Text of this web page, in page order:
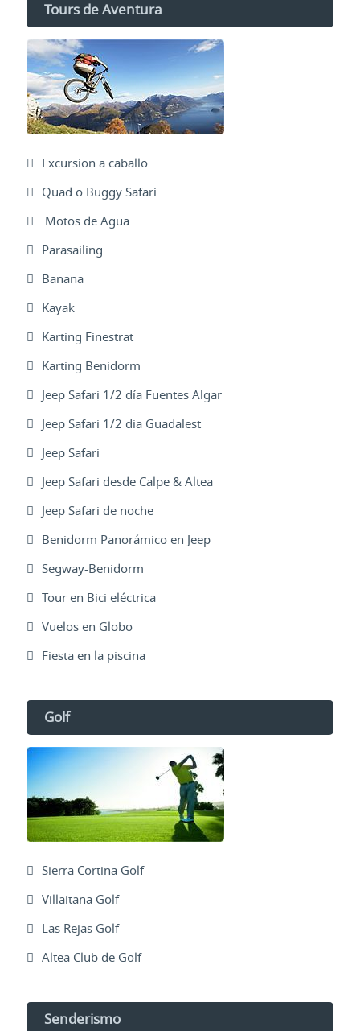
Tours de Aventura
Excursion a caballo
Quad o Buggy Safari
Motos de Agua
Parasailing
Banana
Kayak
Karting Finestrat
Karting Benidorm
Jeep Safari 1/2 día Fuentes Algar
Jeep Safari 1/2 dia Guadalest
Jeep Safari
Jeep Safari desde Calpe & Altea
Jeep Safari de noche
Benidorm Panorámico en Jeep
Segway-Benidorm
Tour en Bici eléctrica
Vuelos en Globo
Fiesta en la piscina
Golf
Sierra Cortina Golf
Villaitana Golf
Las Rejas Golf
Altea Club de Golf
Senderismo